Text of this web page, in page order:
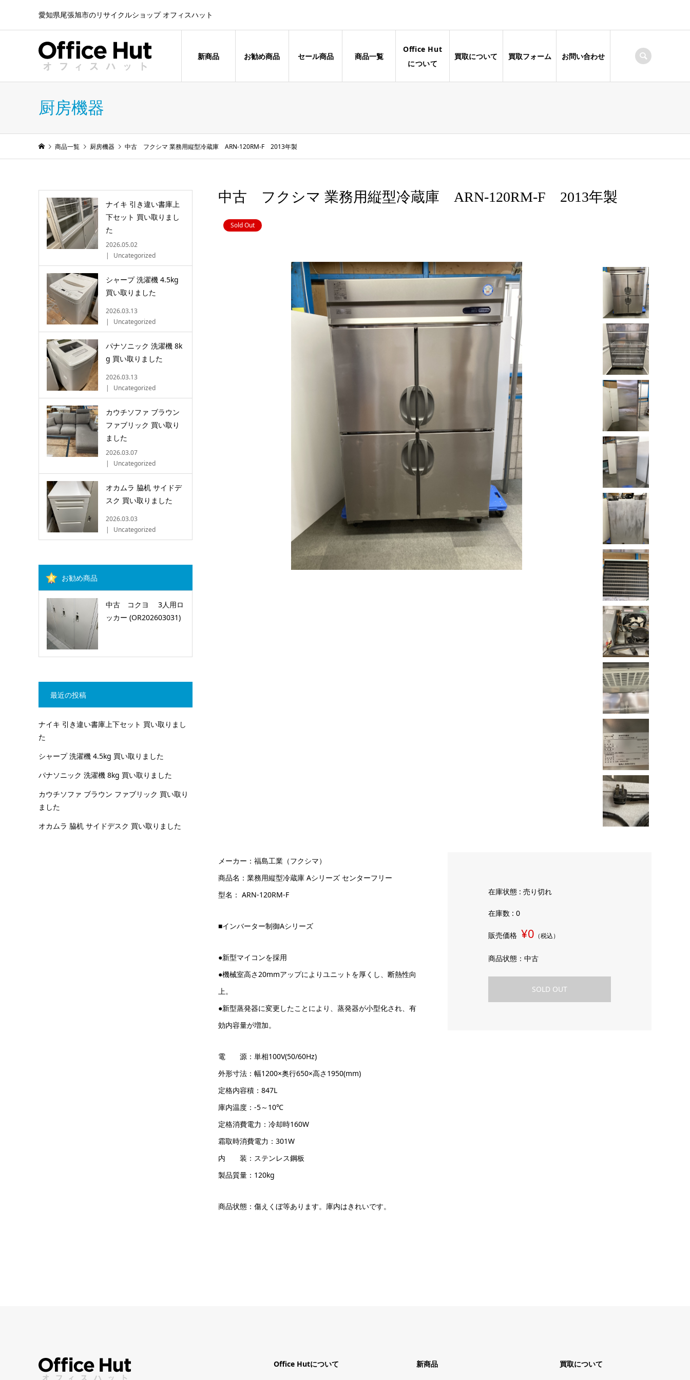
愛知県尾張旭市のリサイクルショップ オフィスハット
新商品 お勧め商品 セール商品 商品一覧
Office Hut
について
買取について 買取フォーム お問い合わせ
厨房機器
商品一覧 厨房機器 中古 フクシマ 業務用縦型冷蔵庫 ARN-120RM-F 2013年製
中古 フクシマ 業務用縦型冷蔵庫 ARN-120RM-F 2013年製
Sold Out
メーカー：福島工業（フクシマ）
商品名：業務用縦型冷蔵庫 Aシリーズ センターフリー
型名： ARN-120RM-F
■インバーター制御Aシリーズ
●新型マイコンを採用
●機械室高さ20mmアップによりユニットを厚くし、断熱性向
上。
●新型蒸発器に変更したことにより、蒸発器が小型化され、有
効内容量が増加。
電 源：単相100V(50/60Hz)
外形寸法：幅1200×奥行650×高さ1950(mm)
定格内容積：847L
庫内温度：-5～10℃
定格消費電力：冷却時160W
霜取時消費電力：301W
内 装：ステンレス鋼板
製品質量：120kg
商品状態：傷えくぼ等あります。庫内はきれいです。
在庫状態 : 売り切れ
在庫数 : 0
販売価格 ¥0 （税込）
商品状態：中古
SOLD OUT
ナイキ 引き違い書庫上
下セット 買い取りまし
た
2026.05.02
Uncategorized
シャープ 洗濯機 4.5kg
買い取りました
2026.03.13
Uncategorized
パナソニック 洗濯機 8k
g 買い取りました
2026.03.13
Uncategorized
カウチソファ ブラウン
ファブリック 買い取り
ました
2026.03.07
Uncategorized
オカムラ 脇机 サイドデ
スク 買い取りました
2026.03.03
Uncategorized
お勧め商品
中古 コクヨ 3人用ロ
ッカー (OR202603031)
最近の投稿
ナイキ 引き違い書庫上下セット 買い取りまし
た
シャープ 洗濯機 4.5kg 買い取りました
パナソニック 洗濯機 8kg 買い取りました
カウチソファ ブラウン ファブリック 買い取り
ました
オカムラ 脇机 サイドデスク 買い取りました
Office Hutについて 新商品 買取について